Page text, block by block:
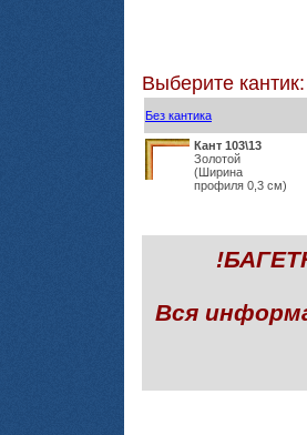
Выберите кантик:
Без кантика
Кант 103\13
Золотой
(Ширина
профиля 0,3 см)
Вся